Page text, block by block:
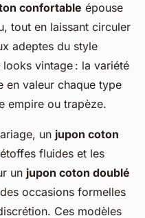
confortable épouse
tout en laissant circuler
adeptes du style
looks vintage : la variété
en valeur chaque type
empire ou trapèze.
un jupon coton
fluides et les
un jupon coton doublé
occasions formelles
Ces modèles